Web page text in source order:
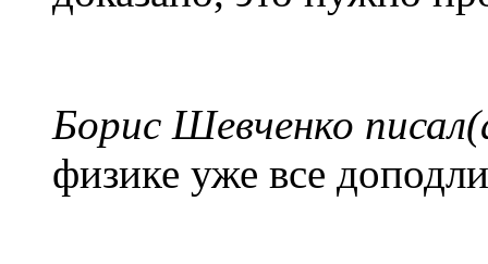
Борис Шевченко
физике уже все